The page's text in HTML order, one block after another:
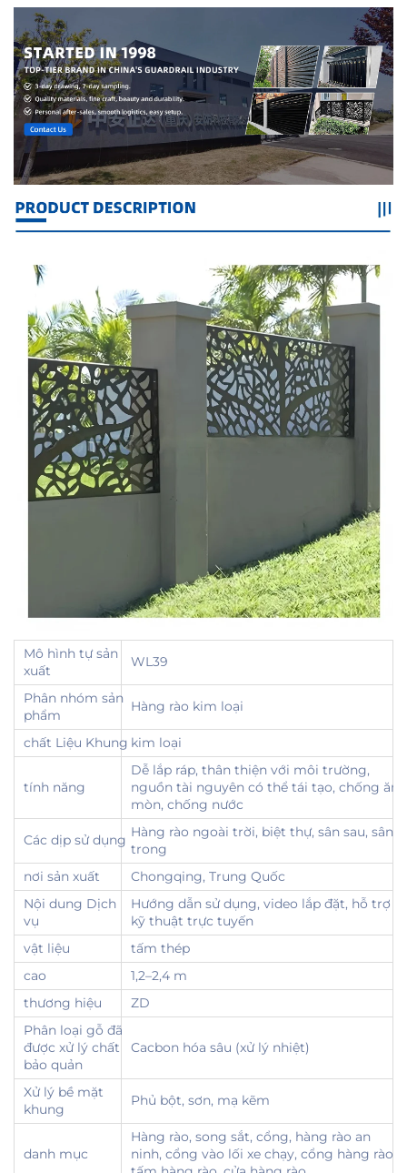
Mô hình tự sản
xuất
WL39
Phân nhóm sản
phẩm
Hàng rào kim loại
chất Liệu Khung kim loại
tính năng
Dễ lắp ráp, thân thiện với môi trường,
nguồn tài nguyên có thể tái tạo, chống ăn
mòn, chống nước
Các dịp sử dụng Hàng rào ngoài trời, biệt thự, sân sau, sân
trong
nơi sản xuất
Chongqing, Trung Quốc
Nội dung Dịch
vụ
Hướng dẫn sử dụng, video lắp đặt, hỗ trợ
kỹ thuật trực tuyến
vật liệu
tấm thép
cao
1,2–2,4 m
thương hiệu
ZD
Phân loại gỗ đã
được xử lý chất
bảo quản
Cacbon hóa sâu (xử lý nhiệt)
Xử lý bề mặt
khung
Phủ bột, sơn, mạ kẽm
danh mục
Hàng rào, song sắt, cổng, hàng rào an
ninh, cổng vào lối xe chạy, cổng hàng rào,